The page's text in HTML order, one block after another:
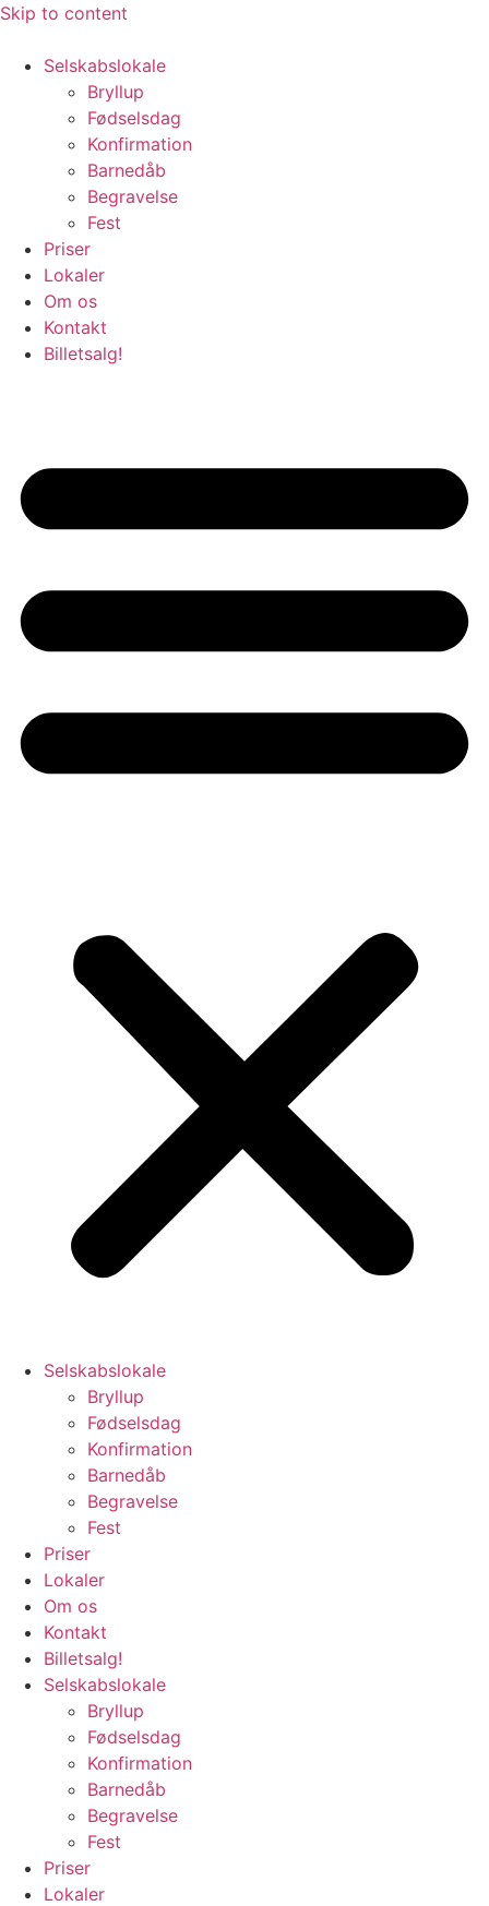
Skip to content
Selskabslokale
Bryllup
Fødselsdag
Konfirmation
Barnedåb
Begravelse
Fest
Priser
Lokaler
Om os
Kontakt
Billetsalg!
Selskabslokale
Bryllup
Fødselsdag
Konfirmation
Barnedåb
Begravelse
Fest
Priser
Lokaler
Om os
Kontakt
Billetsalg!
Selskabslokale
Bryllup
Fødselsdag
Konfirmation
Barnedåb
Begravelse
Fest
Priser
Lokaler